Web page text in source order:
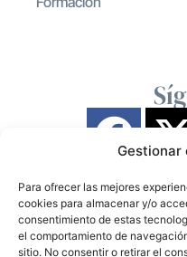
Gestionar
Para ofrecer las mejores
cookies para almacenar y/o
consentimiento de estas
el comportamiento de
sitio. No consentir o retirar el